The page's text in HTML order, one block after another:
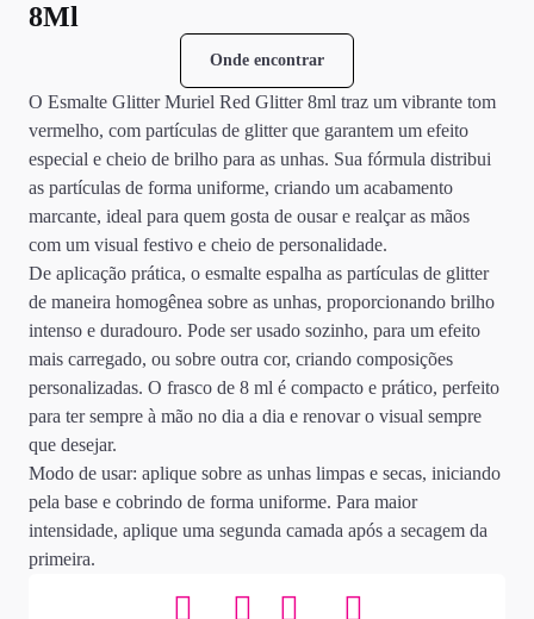
8Ml
Onde encontrar
O Esmalte Glitter Muriel Red Glitter 8ml traz um vibrante tom
vermelho, com partículas de glitter que garantem um efeito
especial e cheio de brilho para as unhas. Sua fórmula distribui
as partículas de forma uniforme, criando um acabamento
marcante, ideal para quem gosta de ousar e realçar as mãos
com um visual festivo e cheio de personalidade.
De aplicação prática, o esmalte espalha as partículas de glitter
de maneira homogênea sobre as unhas, proporcionando brilho
intenso e duradouro. Pode ser usado sozinho, para um efeito
mais carregado, ou sobre outra cor, criando composições
personalizadas. O frasco de 8 ml é compacto e prático, perfeito
para ter sempre à mão no dia a dia e renovar o visual sempre
que desejar.
Modo de usar: aplique sobre as unhas limpas e secas, iniciando
pela base e cobrindo de forma uniforme. Para maior
intensidade, aplique uma segunda camada após a secagem da
primeira.